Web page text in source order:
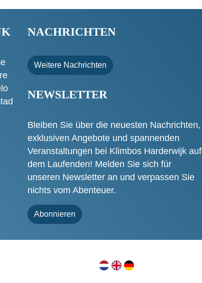
NACHRICHTEN
Weitere Nachrichten
NEWSLETTER
Bleiben Sie über die neuesten Nachrichten,
exklusiven Angebote und spannenden
Veranstaltungen bei Klimbos Harderwijk auf
dem Laufenden! Melden Sie sich für
unseren Newsletter an und verpassen Sie
nichts vom Abenteuer.
Abonnieren